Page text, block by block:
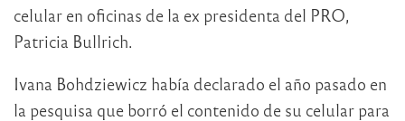
celular en oficinas de la ex presidenta del PRO,
Patricia Bullrich.
Ivana Bohdziewicz había declarado el año pasado en
la pesquisa que borró el contenido de su celular para